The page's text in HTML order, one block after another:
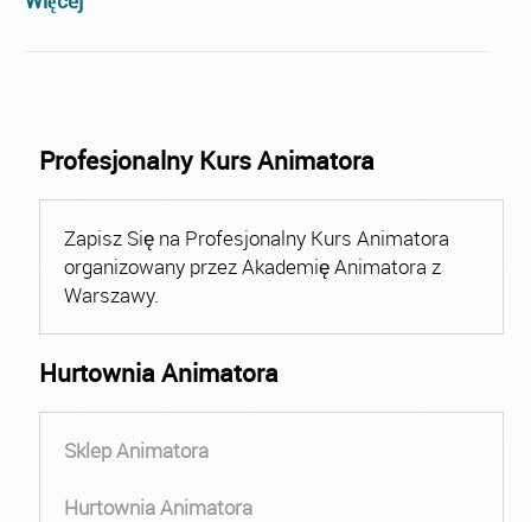
Profesjonalny Kurs Animatora
Zapisz Się na Profesjonalny Kurs Animatora
organizowany przez Akademię Animatora z
Warszawy.
Hurtownia Animatora
Sklep Animatora
Hurtownia Animatora